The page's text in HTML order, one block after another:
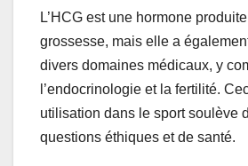
L’HCG est une hormone
grossesse, mais elle a
divers domaines médicaux, y
l’endocrinologie et la fertilité.
utilisation dans le sport soulève
questions éthiques et de santé.